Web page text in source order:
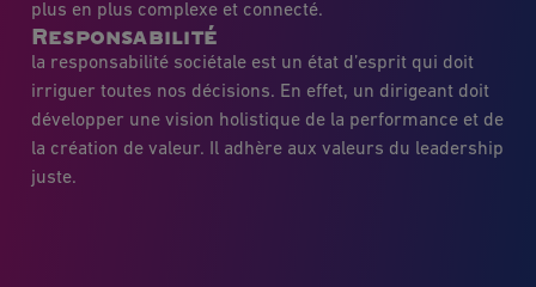
plus en plus complexe et connecté.
Responsabilité
la responsabilité sociétale est un état d’esprit qui doit
irriguer toutes nos décisions. En effet, un dirigeant doit
développer une vision holistique de la performance et de
la création de valeur. Il adhère aux valeurs du leadership
juste.